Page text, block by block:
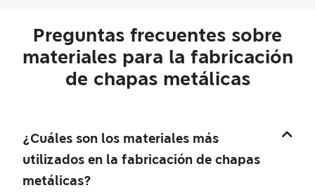
Preguntas frecuentes sobre
materiales para la fabricación
de chapas metálicas
¿Cuáles son los materiales más
utilizados en la fabricación de chapas
metálicas?